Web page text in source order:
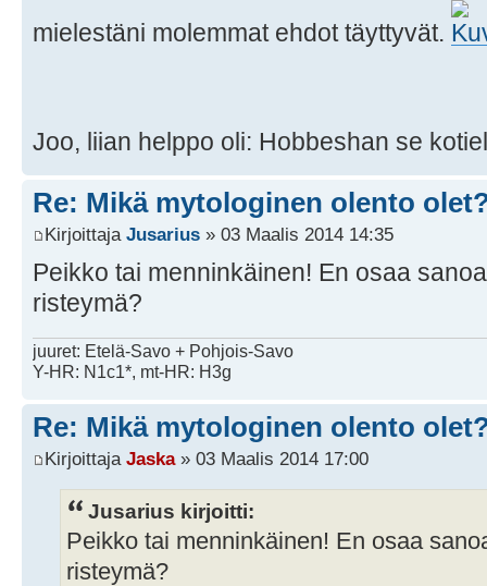
mielestäni molemmat ehdot täyttyvät.
Joo, liian helppo oli: Hobbeshan se
Re: Mikä mytologinen olento
Kirjoittaja Jusarius » 03 Maalis 2014 14:35
Peikko tai menninkäinen! En osaa
risteymä?
juuret: Etelä-Savo + Pohjois-Savo
Y-HR: N1c1*, mt-HR: H3g
Re: Mikä mytologinen olento
Kirjoittaja Jaska» 03 Maalis 2014 17:00
Jusarius kirjoitti:
Peikko tai menninkäinen! En osaa
risteymä?